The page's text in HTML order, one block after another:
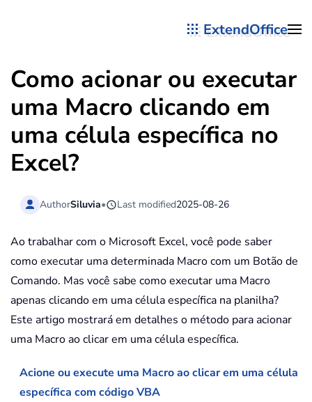
ExtendOffice
Como acionar ou executar
uma Macro clicando em
uma célula específica no
Excel?
AuthorSiluvia• Last modified2025-08-26
Ao trabalhar com o Microsoft Excel, você pode saber
como executar uma determinada Macro com um Botão de
Comando. Mas você sabe como executar uma Macro
apenas clicando em uma célula específica na planilha?
Este artigo mostrará em detalhes o método para acionar
uma Macro ao clicar em uma célula específica.
Acione ou execute uma Macro ao clicar em uma célula
específica com código VBA